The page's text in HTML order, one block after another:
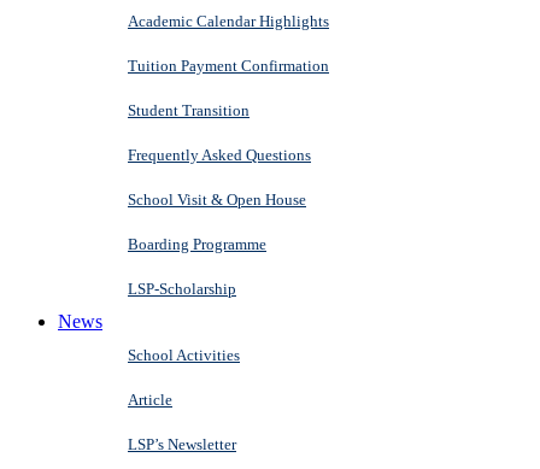
Academic Calendar Highlights
Tuition Payment Confirmation
Student Transition
Frequently Asked Questions
School Visit & Open House
Boarding Programme
LSP-Scholarship
News
School Activities
Article
LSP’s Newsletter